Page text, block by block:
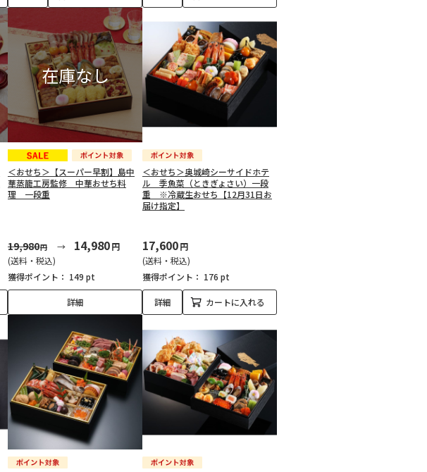
＜おせち＞【スーパー早割】島中
華蒸籠工房監修 中華おせち料
理 一段重
19,980円 14,980円
(送料・税込)
獲得ポイント： 149 pt
詳細
＜おせち＞奥城崎シーサイドホテ
ル 季魚菜（ときぎょさい）一段
重 ※冷蔵生おせち【12月31日お
届け指定】
17,600円
(送料・税込)
獲得ポイント： 176 pt
詳細 カートに入れる